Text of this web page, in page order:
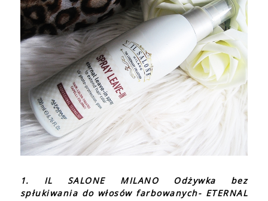
1. IL SALONE MILANO Odżywka bez
spłukiwania do włosów farbowanych- ETERNAL